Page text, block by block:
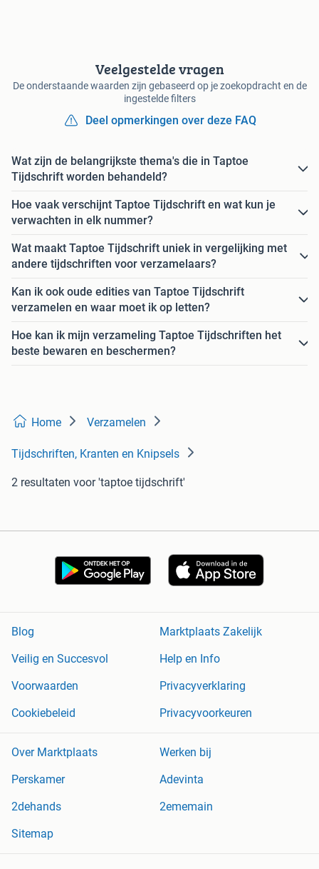
Veelgestelde vragen
De onderstaande waarden zijn gebaseerd op je zoekopdracht en de
ingestelde filters
Deel opmerkingen over deze FAQ
Wat zijn de belangrijkste thema's die in Taptoe
Tijdschrift worden behandeld?
Hoe vaak verschijnt Taptoe Tijdschrift en wat kun je
verwachten in elk nummer?
Wat maakt Taptoe Tijdschrift uniek in vergelijking met
andere tijdschriften voor verzamelaars?
Kan ik ook oude edities van Taptoe Tijdschrift
verzamelen en waar moet ik op letten?
Hoe kan ik mijn verzameling Taptoe Tijdschriften het
beste bewaren en beschermen?
Home Verzamelen
Tijdschriften, Kranten en Knipsels
2 resultaten voor 'taptoe tijdschrift'
Blog
Marktplaats Zakelijk
Veilig en Succesvol
Help en Info
Voorwaarden
Privacyverklaring
Cookiebeleid
Privacyvoorkeuren
Over Marktplaats
Werken bij
Perskamer
Adevinta
2dehands
2ememain
Sitemap